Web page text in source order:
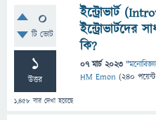
0
টি ভোট
1
উত্তর
1,458 বার দেখা হয়েছে
ইন্ট্রোভার্ট
ইন্ট্রোভার্টদের
কি?
07 মার্চ 2023 "
HM Emon (240